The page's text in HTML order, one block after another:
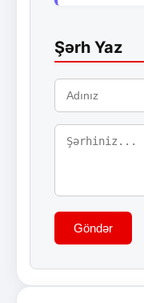
Şərh Yaz
Göndər